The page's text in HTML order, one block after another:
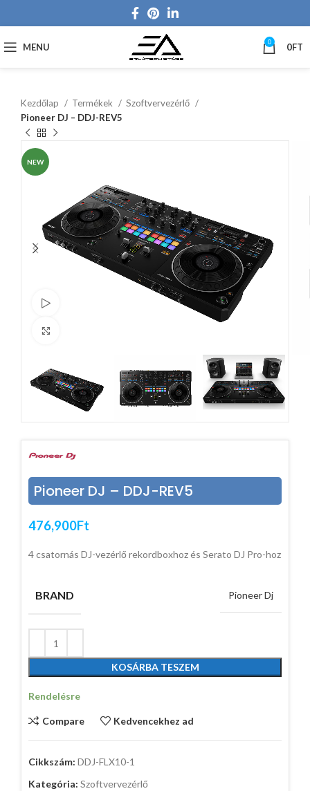
MENU 0 0FT
Kezdőlap Termékek
Szoftvervezérlő
Pioneer DJ – DDJ-REV5
NEW
Pioneer DJ – DDJ-REV5
476,900Ft
4 csatornás DJ-vezérlő rekordboxhoz és Serato DJ Pro-hoz
BRAND Pioneer Dj
KOSÁRBA TESZEM
Rendelésre
Compare Kedvencekhez ad
Cikkszám: DDJ-FLX10-1
Kategória: Szoftvervezérlő